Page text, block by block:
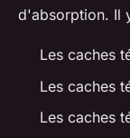
d'absorption. Il
Les caches
Les caches
Les caches